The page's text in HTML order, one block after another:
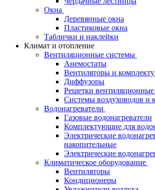
Окна
Деревянные окна
Пластиковые окна
Таблички и наклейки
Климат и отопление
Вентиляционные системы
Анемостаты
Вентиляторы и
Диффузоры
Решетки
Системы воздуховодов и
Водонагреватели
Газовые водонагреватели
Комплектующие для
Электрические
накопительные
Электрические
Климатическое оборудование
Вентиляторы
Кондиционеры